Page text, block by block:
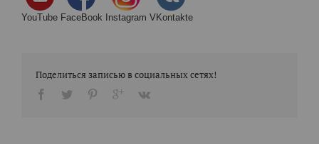
Boyko Tatyana